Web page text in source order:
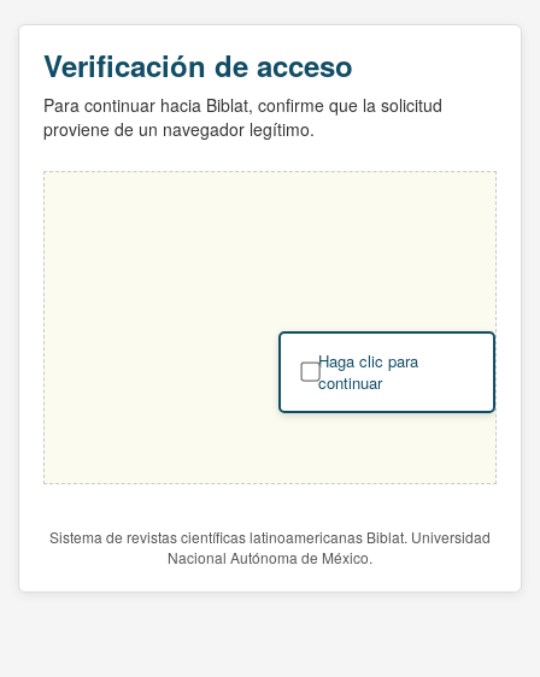
Verificación de acceso
Para continuar hacia Biblat, confirme que la solicitud
proviene de un navegador legítimo.
Haga clic para
continuar
Sistema de revistas científicas latinoamericanas Biblat. Universidad
Nacional Autónoma de México.